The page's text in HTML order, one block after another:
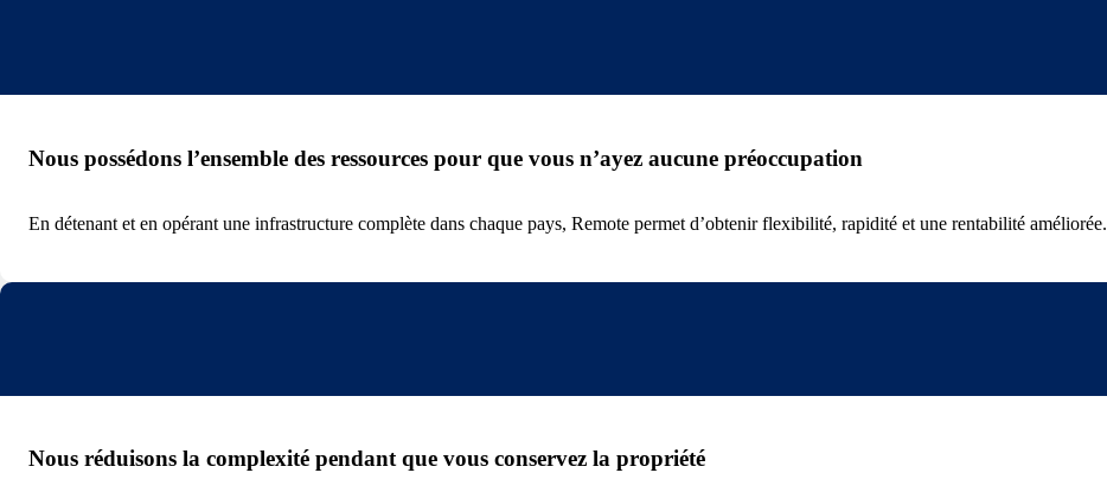
Nous possédons l’ensemble des ressources pour que vous n’ayez aucune préoccupation
En détenant et en opérant une infrastructure complète dans chaque pays, Remote permet d’obtenir flexibilité, rapidité et une rentabilité améliorée.
Nous réduisons la complexité pendant que vous conservez la propriété